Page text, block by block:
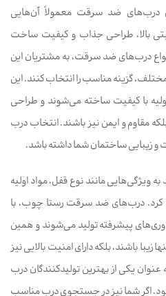
درب‌های ضد سرقت معمولاً آن‌هایی
بالا، طراحی جذاب و کیفیت ساخت
درب‌های ضد سرقت، به مشتریان این
گزینه مناسب را انتخاب کنند. این
با کیفیت ساخته می‌شوند و طراحی
مقاوم و ایمن نیز باشند. انتخاب درب
و زیبایی ساختمان شما داشته باشد.
ویژگی‌هایی مانند نوع قفل، مواد اولیه
کرد. درب‌های ضد سرقت رستا چوب، با
پیشرفته تولید می‌شوند و همین
باشند، بلکه دارای امنیت بالایی نیز
یکی از بهترین تولیدکنندگان درب
اگر شما نیز در جستجوی درب مناسب